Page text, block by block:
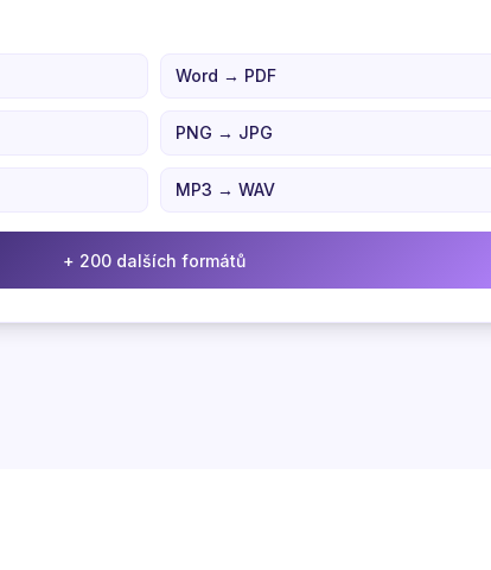
Word → PDF
PNG → JPG
MP3 → WAV
+ 200 dalších formátů